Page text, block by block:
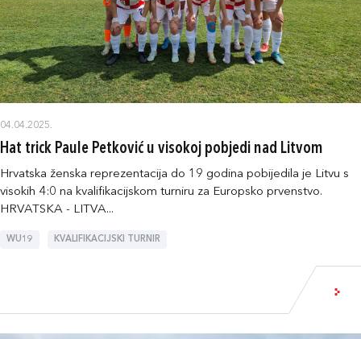
04.04.2025.
Hat trick Paule Petković u visokoj pobjedi nad Litvom
Hrvatska ženska reprezentacija do 19 godina pobijedila je Litvu s
visokih 4:0 na kvalifikacijskom turniru za Europsko prvenstvo.
HRVATSKA - LITVA...
WU19 KVALIFIKACIJSKI TURNIR